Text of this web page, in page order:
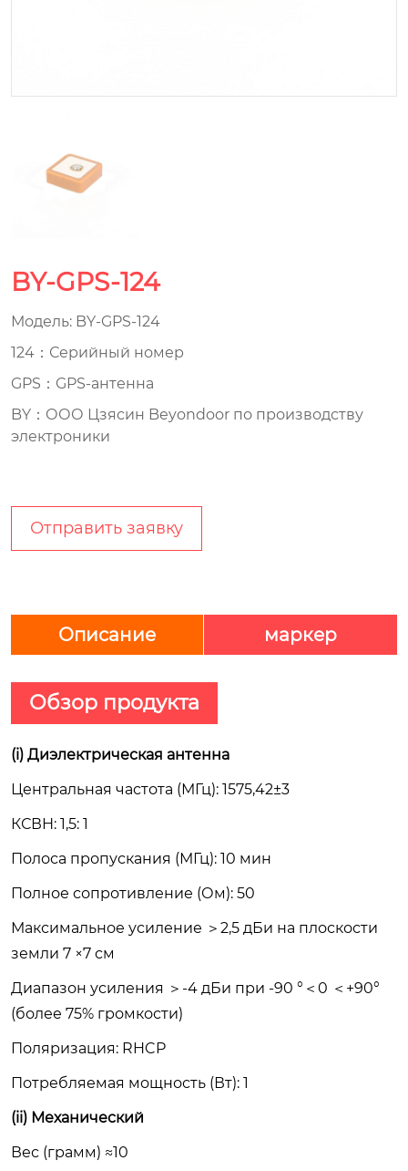
BY-GPS-124
Модель: BY-GPS-124
124：Серийный номер
GPS：GPS-антенна
BY：ООО Цзясин Beyondoor по производству
электроники
Отправить заявку
Описание маркер
Обзор продукта
(i) Диэлектрическая антенна
Центральная частота (МГц): 1575,42±3
КСВН: 1,5: 1
Полоса пропускания (МГц): 10 мин
Полное сопротивление (Ом): 50
Максимальное усиление ＞2,5 дБи на плоскости
земли 7 ×7 см
Диапазон усиления ＞-4 дБи при -90 °＜0 ＜+90°
(более 75% громкости)
Поляризация: RHCP
Потребляемая мощность (Вт): 1
(ii) Механический
Вес (грамм) ≈10